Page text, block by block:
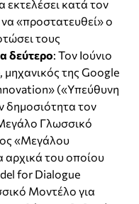
εκτελέσει κατά τον
«προστατευθεί» ο
τους
δεύτερο: Τον Ιούνιο
της Google
(«Υπεύθυνη
δημοσιότητα τον
Γλωσσικό
«Μεγάλου
αρχικά του οποίου
for Dialogue
Μοντέλο για